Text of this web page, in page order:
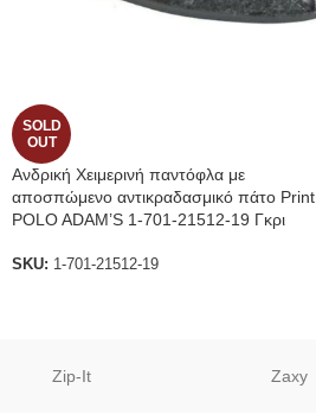
SOLD
OUT
Ανδρική Χειμερινή παντόφλα με
αποσπώμενο αντικραδασμικό πάτο Print
POLO ADAM’S 1-701-21512-19 Γκρι
SKU: 1-701-21512-19
Zip-It Zaxy